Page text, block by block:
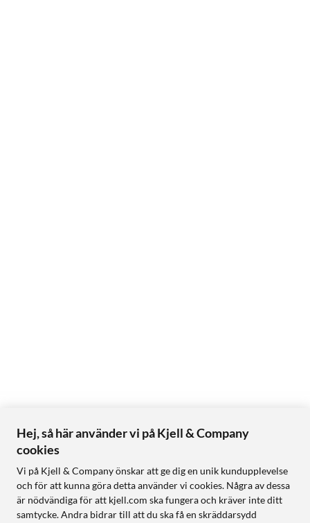
Hej, så här använder vi på Kjell & Company
cookies
Vi på Kjell & Company önskar att ge dig en unik kundupplevelse
och för att kunna göra detta använder vi cookies. Några av dessa
är nödvändiga för att kjell.com ska fungera och kräver inte ditt
samtycke. Andra bidrar till att du ska få en skräddarsydd